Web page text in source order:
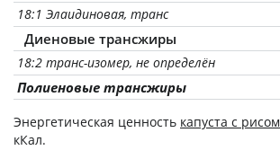
18:1 Элаидиновая, транс
Диеновые трансжиры
18:2 транс-изомер, не определён
Полиеновые трансжиры
Энергетическая ценность капуста с рисом
кКал.